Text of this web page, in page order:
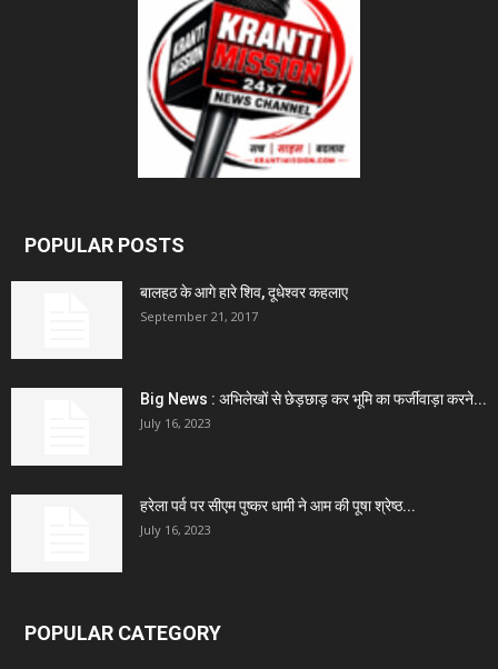
POPULAR POSTS
बालहठ के आगे हारे शिव, दूधेश्वर कहलाए
September 21, 2017
Big News : अभिलेखों से छेड़छाड़ कर भूमि का फर्जीवाड़ा करने...
July 16, 2023
हरेला पर्व पर सीएम पुष्कर धामी ने आम की पूषा श्रेष्ठ...
July 16, 2023
POPULAR CATEGORY